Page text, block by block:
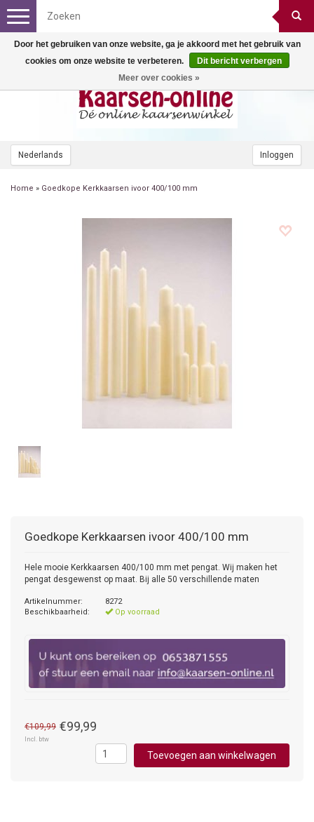
Nederlands Inloggen
Toggle
navigation
Home » Goedkope Kerkkaarsen ivoor 400/100 mm
Goedkope Kerkkaarsen ivoor 400/100 mm
Hele mooie Kerkkaarsen 400/100 mm met pengat. Wij maken het
pengat desgewenst op maat. Bij alle 50 verschillende maten
Artikelnummer:
8272
Beschikbaarheid:
Op voorraad
€109,99 €99,99
Incl. btw
Toevoegen aan winkelwagen
Door het gebruiken van onze website, ga je akkoord met het gebruik van
cookies om onze website te verbeteren.
Dit bericht verbergen
Meer over cookies »